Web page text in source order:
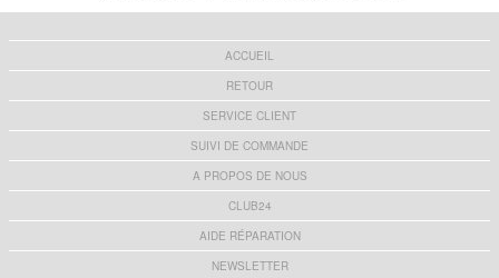
ACCUEIL
RETOUR
SERVICE CLIENT
SUIVI DE COMMANDE
A PROPOS DE NOUS
CLUB24
AIDE RÉPARATION
NEWSLETTER